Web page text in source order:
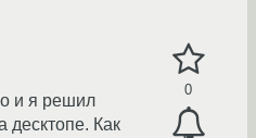
0
и я решил
десктопе. Как